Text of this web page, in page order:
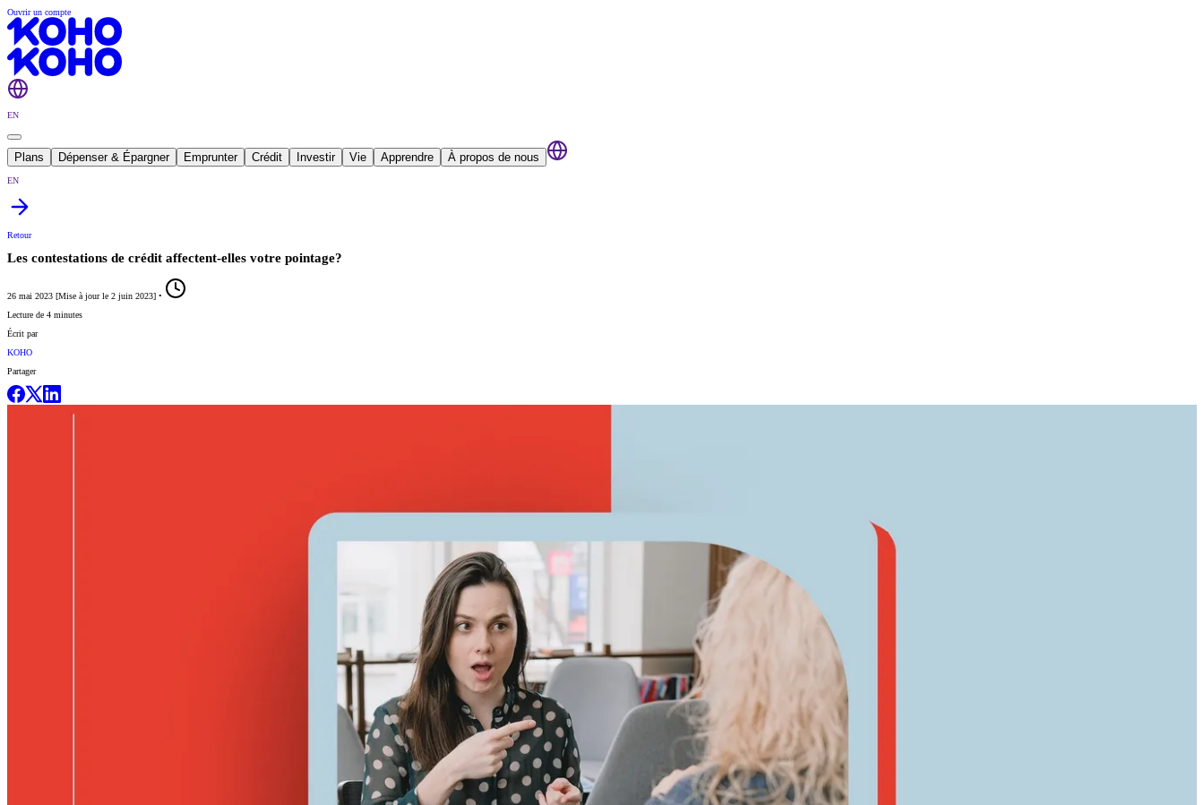
Ouvrir un compte
EN
Plans Dépenser & Épargner Emprunter Crédit Investir Vie Apprendre À propos de nous
EN
Retour
Les contestations de crédit affectent-elles votre pointage?
26 mai 2023 [Mise à jour le 2 juin 2023] •
Lecture de 4 minutes
Écrit par
KOHO
Partager